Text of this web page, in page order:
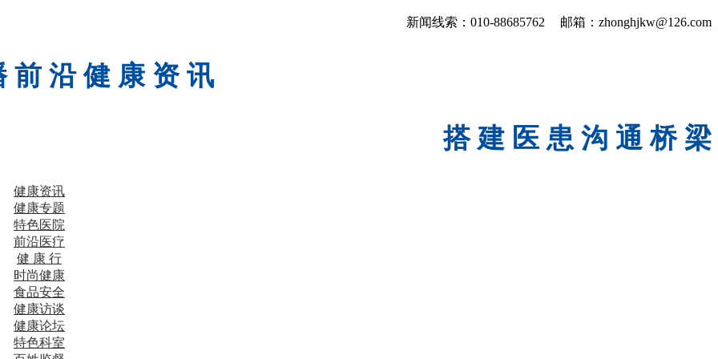
新闻线索：010-88685762 邮箱：zhonghjkw@126.com
前 沿 健 康 资 讯
搭 建 医 患 沟 通 桥 梁
健康资讯
健康专题
特色医院
前沿医疗
健 康 行
时尚健康
食品安全
健康访谈
健康论坛
特色科室